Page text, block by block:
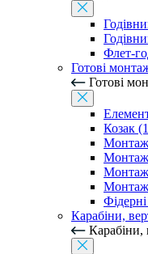
Флет-
Готові
Готові
Козак
Карабіни,
Карабіни,